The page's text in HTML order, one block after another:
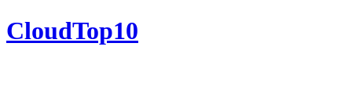
CloudTop10